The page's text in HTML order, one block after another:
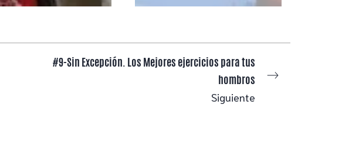
#9-Sin Excepción. Los Mejores ejercicios para tus
hombros
Siguiente